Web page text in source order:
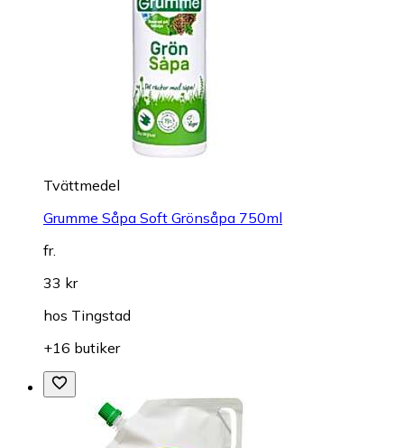
Tvättmedel
Grumme Såpa Soft Grönsåpa 750ml
fr.
33 kr
hos Tingstad
+16 butiker